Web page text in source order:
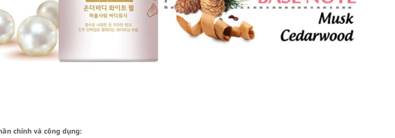
chính và công dụng: